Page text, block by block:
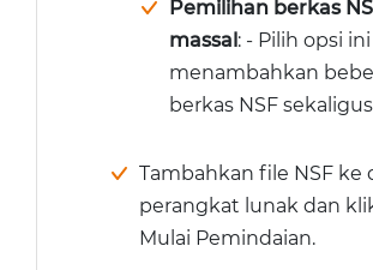
Pemilihan berkas
massal : - Pilih opsi
menambahkan
berkas NSF
Tambahkan file NSF ke
perangkat lunak dan
Mulai Pemindaian.